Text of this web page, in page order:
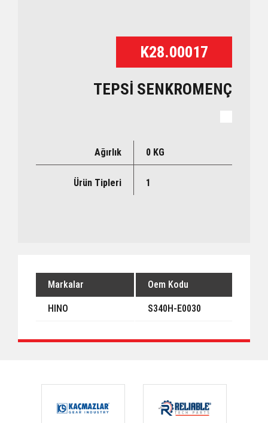
K28.00017
TEPSİ SENKROMENÇ
Ağırlık 0 KG
Ürün Tipleri 1
Markalar Oem Kodu
HINO S340H-E0030